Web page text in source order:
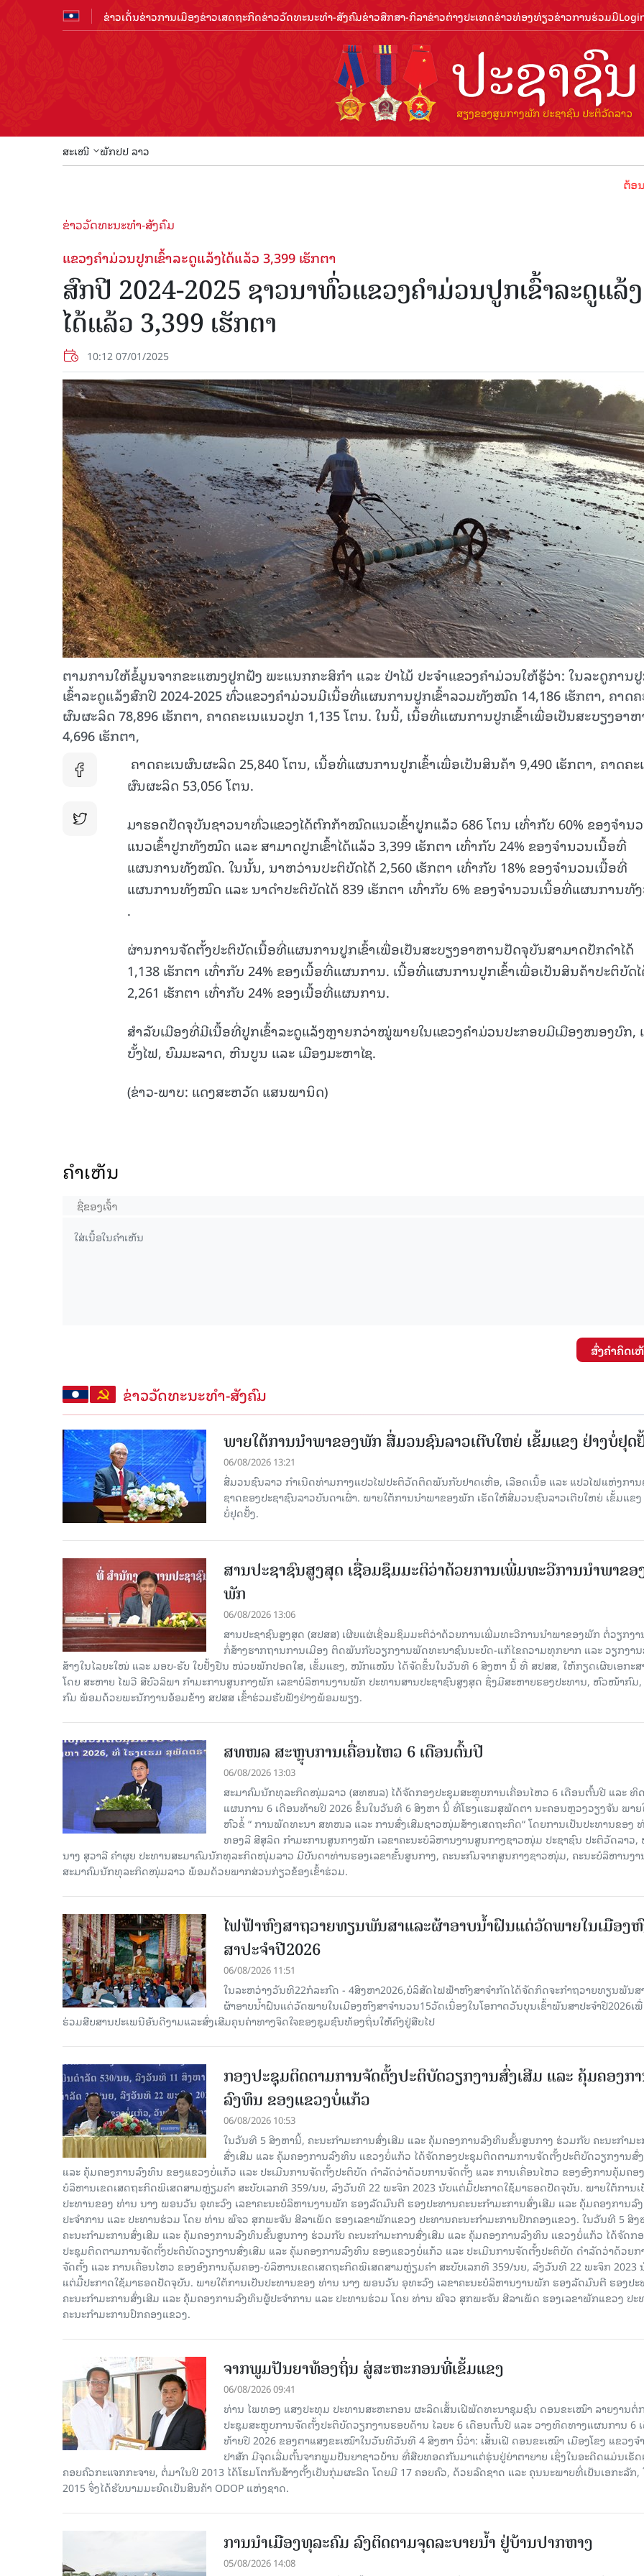
ຂ່າວເດັ່ນຂ່າວການເມືອງຂ່າວເສດຖະກິດຂ່າວວັດທະນະທຳ-ສັງຄົມຂ່າວສືກສາ-ກິລາຂ່າວຕ່າງປະເທດຂ່າວທ່ອງທ່ຽວຂ່າວການຮ່ວມມື
ສະເໜີ ພັກປປ ລາວ
ຕ້ອນຮັບປີທ່
ຂ່າວວັດທະນະທຳ-ສັງຄົມ
ແຂວງຄໍາມ່ວນປູກເຂົ້າລະດູແລ້ງໄດ້ແລ້ວ 3,399 ເຮັກຕາ
ສົກປີ 2024-2025 ຊາວນາທົ່ວແຂວງຄໍາມ່ວນປູກເຂົ້າລະດູແລ້ງ
ໄດ້ແລ້ວ 3,399 ເຮັກຕາ
10:12 07/01/2025
ຕາມການໃຫ້ຂໍ້ມູນຈາກຂະແໜງປູກຝັງ ພະແນກກະສິກໍາ ແລະ ປ່າໄມ້ ປະຈໍາແຂວງຄໍາມ່ວນໃຫ້ຮູ້ວ່າ: ໃນລະດູການ
ເຂົ້າລະດູແລ້ງສົກປີ 2024-2025 ທົ່ວແຂວງຄໍາມ່ວນມີເນື້ອທີ່ແຜນການປູກເຂົ້າລວມທັງໝົດ 14,186 ເຮັກຕາ, ຄາດຄ
ຜົນຜະລິດ 78,896 ເຮັກຕາ, ຄາດຄະເນແນວປູກ 1,135 ໂຕນ. ໃນນີ້, ເນື້ອທີ່ແຜນການປູກເຂົ້າເພື່ອເປັນສະບຽງອາ
4,696 ເຮັກຕາ,
ຄາດຄະເນຜົນຜະລິດ 25,840 ໂຕນ, ເນື້ອທີ່ແຜນການປູກເຂົ້າເພື່ອເປັນສິນຄ້າ 9,490 ເຮັກຕາ, ຄາດຄະ
ຜົນຜະລິດ 53,056 ໂຕນ.
ມາຮອດປັດຈຸບັນຊາວນາທົ່ວແຂວງໄດ້ຕົກກ້າໝົດແນວເຂົ້າປູກແລ້ວ 686 ໂຕນ ເທົ່າກັບ 60% ຂອງຈໍານ
ແນວເຂົ້າປູກທັງໝົດ ແລະ ສາມາດປູກເຂົ້າໄດ້ແລ້ວ 3,399 ເຮັກຕາ ເທົ່າກັບ 24% ຂອງຈໍານວນເນື້ອທີ່
ແຜນການທັງໝົດ. ໃນນັ້ນ, ນາຫວ່ານປະຕິບັດໄດ້ 2,560 ເຮັກຕາ ເທົ່າກັບ 18% ຂອງຈໍານວນເນື້ອທີ່
ແຜນການທັງໝົດ ແລະ ນາດໍາປະຕິບັດໄດ້ 839 ເຮັກຕາ ເທົ່າກັບ 6% ຂອງຈໍານວນເນື້ອທີ່ແຜນການ
.
ຜ່ານການຈັດຕັ້ງປະຕິບັດເນື້ອທີ່ແຜນການປູກເຂົ້າເພື່ອເປັນສະບຽງອາຫານປັດຈຸບັນສາມາດປັກດໍາໄດ້
1,138 ເຮັກຕາ ເທົ່າກັບ 24% ຂອງເນື້ອທີ່ແຜນການ. ເນື້ອທີ່ແຜນການປູກເຂົ້າເພື່ອເປັນສິນຄ້າປະຕິບັດ
2,261 ເຮັກຕາ ເທົ່າກັບ 24% ຂອງເນື້ອທີ່ແຜນການ.
ສໍາລັບເມືອງທີ່ມີເນື້ອທີ່ປູກເຂົ້າລະດູແລ້ງຫຼາຍກວ່າໝູ່ພາຍໃນແຂວງຄໍາມ່ວນປະກອບມີເມືອງໜອງບົກ,
ບັ້ງໄຟ, ຍົມມະລາດ, ຫີນບູນ ແລະ ເມືອງມະຫາໄຊ.
(ຂ່າວ-ພາບ: ແດງສະຫວັດ ແສນພານິດ)
ຄໍາເຫັນ
ສົ່ງຄໍາຄິດເ
ຂ່າວວັດທະນະທຳ-ສັງຄົມ
ພາຍໃຕ້ການນໍາພາຂອງພັກ ສື່ມວນຊົນລາວເຕີບໃຫຍ່ ເຂັ້ມແຂງ ຢ່າງບໍ່ຢຸດ
06/08/2026 13:21
ສື່ມວນຊົນລາວ ກຳເນີດທ່າມກາງແປວໄຟປະຕິວັດຕິດພັນກັບຢາດເຫື່ອ, ເລືອດເນື້ອ ແລະ ແປວໄຟແຫ່ງກາ
ຊາດຂອງປະຊາຊົນລາວບັນດາເຜົ່າ. ພາຍໃຕ້ການນໍາພາຂອງພັກ ເຮັດໃຫ້ສື່ມວນຊົນລາວເຕີບໃຫຍ່ ເຂັ້ມແຂງ
ບໍ່ຢຸດຢັ້ງ.
ສານປະຊາຊົນສູງສຸດ ເຊື່ອມຊຶມມະຕິວ່າດ້ວຍການເພີ່ມທະວີການນຳພາຂອ
ພັກ
06/08/2026 13:06
ສານປະຊາຊົນສູງສຸດ (ສປສສ) ເຜີຍແຜ່ເຊື່ອມຊຶມມະຕິວ່າດ້ວຍການເພີ່ມທະວີການນຳພາຂອງພັກ ຕໍ່ວຽກງາ
ກໍ່ສ້າງຮາກຖານການເມືອງ ຕິດພັນກັບວຽກງານພັດທະນາຊົນນະບົດ-ແກ້ໄຂຄວາມທຸກຍາກ ແລະ ວຽກງາ
ສ້າງໃນໄລຍະໃໝ່ ແລະ ມອບ-ຮັບ ໃບຢັ້ງຢືນ ໜ່ວຍພັກປອດໃສ, ເຂັ້ມແຂງ, ໜັກແໜ້ນ ໄດ້ຈັດຂຶ້ນໃນວັນທີ 6 ສິງຫາ ນີ້ ທີ່ ສປສສ, ໃຫ້ກຽດເຜີຍເອກະສ
ໂດຍ ສະຫາຍ ໄພວີ ສີບົວລິພາ ກຳມະການສູນກາງພັກ ເລຂາບໍລິຫານງານພັກ ປະທານສານປະຊາຊົນສູງສຸດ ຊຶ່ງມີສະຫາຍຮອງປະທານ, ຫົວໜ້າກົມ,
ກົມ ພ້ອມດ້ວຍພະນັກງານອ້ອມຂ້າງ ສປສສ ເຂົ້າຮ່ວມຮັບຟັງຢ່າງພ້ອມພຽງ.
ສທໜລ ສະຫຼຸບການເຄື່ອນໄຫວ 6 ເດືອນຕົ້ນປີ
06/08/2026 13:03
ສະມາຄົມນັກທຸລະກິດໜຸ່ມລາວ (ສທໜລ) ໄດ້ຈັດກອງປະຊຸມສະຫຼຸບການເຄື່ອນໄຫວ 6 ເດືອນຕົ້ນປີ ແລະ ທິ
ແຜນການ 6 ເດືອນທ້າຍປີ 2026 ຂຶ້ນໃນວັນທີ 6 ສິງຫາ ນີ້ ທີ່ໂຮງແຮມສຸພັດຕາ ນະຄອນຫຼວງວຽງຈັນ ພາຍ
ຫົວຂໍ້ “ ການພັດທະນາ ສທໜລ ແລະ ການສົ່ງເສີມຊາວໜຸ່ມສ້າງເສດຖະກິດ“ ໂດຍການເປັນປະທານຂອງ
ທອງລີ ສີສຸລິດ ກຳມະການສູນກາງພັກ ເລຂາຄະນະບໍລິຫານງານສູນກາງຊາວໜຸ່ມ ປະຊາຊົນ ປະຕິວັດລາວ,
ນາງ ສຸວາລີ ຄຳຜຸຍ ປະທານສະມາຄົມນັກທຸລະກິດໜຸ່ມລາວ ມີບັນດາທ່ານຮອງເລຂາຂັ້ນສູນກາງ, ຄະນະກົມຈາກສູນກາງຊາວໜຸ່ມ, ຄະນະບໍລິຫານງາ
ສະມາຄົມນັກທຸລະກິດໜຸ່ມລາວ ພ້ອມດ້ວຍພາກສ່ວນກ່ຽວຂ້ອງເຂົ້າຮ່ວມ.
ໄຟຟ້າຫົງສາຖວາຍທຽນພັນສາແລະຜ້າອາບນໍ້າຝົນແດ່ວັດພາຍໃນເມືອງ
ສາປະຈໍາປີ2026
06/08/2026 11:51
ໃນລະຫວ່າງວັນທີ22ກໍລະກົດ - 4ສິງຫາ2026,ບໍລິສັດໄຟຟ້າຫົງສາຈໍາກັດໄດ້ຈັດກິດຈະກໍາຖວາຍທຽນພັນສ
ຜ້າອາບນໍ້າຝົນແດ່ວັດພາຍໃນເມືອງຫົງສາຈໍານວນ15ວັດເນື່ອງໃນໂອກາດວັນບຸນເຂົ້າພັນສາປະຈໍາປີ2026ເ
ຮ່ວມສືບສານປະເພນີອັນດີງາມແລະສົ່ງເສີມຄຸນຄ່າທາງຈິດໃຈຂອງຊຸມຊົນທ້ອງຖິ່ນໃຫ້ຄົງຢູ່ສືບໄປ
ກອງປະຊຸມຕິດຕາມການຈັດຕັ້ງປະຕິບັດວຽກງານສົ່ງເສີມ ແລະ ຄຸ້ມຄອງກ
ລົງທຶນ ຂອງແຂວງບໍ່ແກ້ວ
06/08/2026 10:53
ໃນວັນທີ 5 ສິງຫານີ້, ຄະນະກໍາມະການສົ່ງເສີມ ແລະ ຄຸ້ມຄອງການລົງທຶນຂັ້ນສູນກາງ ຮ່ວມກັບ ຄະນະກໍາມະ
ສົ່ງເສີມ ແລະ ຄຸ້ມຄອງການລົງທຶນ ແຂວງບໍ່ແກ້ວ ໄດ້ຈັດກອງປະຊຸມຕິດຕາມການຈັດຕັ້ງປະຕິບັດວຽກງານສົ່
ແລະ ຄຸ້ມຄອງການລົງທຶນ ຂອງແຂວງບໍ່ແກ້ວ ແລະ ປະເມີນການຈັດຕັ້ງປະຕິບັດ ດຳລັດວ່າດ້ວຍການຈັດຕັ້ງ ແລະ ການເຄື່ອນໄຫວ ຂອງອົງການຄຸ້ມຄອ
ບໍລິຫານເຂດເສດຖະກິດພິເສດສາມຫຼ່ຽມຄຳ ສະບັບເລກທີ 359/ນຍ, ລົງວັນທີ 22 ພະຈິກ 2023 ນັບແຕ່ມື້ປະກາດໃຊ້ມາຮອດປັດຈຸບັນ. ພາຍໃຕ້ການເ
ປະທານຂອງ ທ່ານ ນາງ ພອນວັນ ອຸທະວົງ ເລຂາຄະນະບໍລິຫານງານພັກ ຮອງລັດມົນຕີ ຮອງປະທານຄະນະກໍາມະການສົ່ງເສີມ ແລະ ຄຸ້ມຄອງການລົ
ປະຈໍາການ ແລະ ປະທານຮ່ວມ ໂດຍ ທ່ານ ພົຈວ ສຸກພະຈັນ ສີລາເພັດ ຮອງເລຂາພັກແຂວງ ປະທານຄະນະກຳມະການປົກຄອງແຂວງ. ໃນວັນທີ 5 ສິງ
ຄະນະກໍາມະການສົ່ງເສີມ ແລະ ຄຸ້ມຄອງການລົງທຶນຂັ້ນສູນກາງ ຮ່ວມກັບ ຄະນະກໍາມະການສົ່ງເສີມ ແລະ ຄຸ້ມຄອງການລົງທຶນ ແຂວງບໍ່ແກ້ວ ໄດ້ຈັດກ
ປະຊຸມຕິດຕາມການຈັດຕັ້ງປະຕິບັດວຽກງານສົ່ງເສີມ ແລະ ຄຸ້ມຄອງການລົງທຶນ ຂອງແຂວງບໍ່ແກ້ວ ແລະ ປະເມີນການຈັດຕັ້ງປະຕິບັດ ດຳລັດວ່າດ້ວຍກ
ຈັດຕັ້ງ ແລະ ການເຄື່ອນໄຫວ ຂອງອົງການຄຸ້ມຄອງ-ບໍລິຫານເຂດເສດຖະກິດພິເສດສາມຫຼ່ຽມຄຳ ສະບັບເລກທີ 359/ນຍ, ລົງວັນທີ 22 ພະຈິກ 2023
ແຕ່ມື້ປະກາດໃຊ້ມາຮອດປັດຈຸບັນ. ພາຍໃຕ້ການເປັນປະທານຂອງ ທ່ານ ນາງ ພອນວັນ ອຸທະວົງ ເລຂາຄະນະບໍລິຫານງານພັກ ຮອງລັດມົນຕີ ຮອງປະ
ຄະນະກໍາມະການສົ່ງເສີມ ແລະ ຄຸ້ມຄອງການລົງທຶນຜູ້ປະຈໍາການ ແລະ ປະທານຮ່ວມ ໂດຍ ທ່ານ ພົຈວ ສຸກພະຈັນ ສີລາເພັດ ຮອງເລຂາພັກແຂວງ ປະ
ຄະນະກຳມະການປົກຄອງແຂວງ.
ຈາກພູມປັນຍາທ້ອງຖິ່ນ ສູ່ສະຫະກອນທີ່ເຂັ້ມແຂງ
06/08/2026 09:41
ທ່ານ ໄພທອງ ແສງປະທຸມ ປະທານສະຫະກອນ ຜະລິດເສັ້ນເຝີພັດທະນາຊຸມຊົນ ດອນຂະເໝົາ ລາຍງານຕໍ່
ປະຊຸມສະຫຼຸບການຈັດຕັ້ງປະຕິບັດວຽກງານຮອບດ້ານ ໄລຍະ 6 ເດືອນຕົ້ນປີ ແລະ ວາງທິດທາງແຜນການ 6
ທ້າຍປີ 2026 ຂອງຕາແສງຂະເໝົາໃນວັນທີວັນທີ 4 ສິງຫາ ນີ້ວ່າ: ເສັ້ນເຝີ ດອນຂະເໝົາ ເມືອງໂຂງ ແຂວງຈຳ
ປາສັກ ມີຈຸດເລີ່ມຕົ້ນຈາກພູມປັນຍາຊາວບ້ານ ທີ່ສືບທອດກັນມາແຕ່ຮຸ່ນປູ່ຍ່າຕາຍາຍ ເຊິ່ງໃນອະດີດແມ່ນເຮັ
ຄອບຄົວກະແຈກກະຈາຍ, ຕໍ່ມາໃນປີ 2013 ໄດ້ໂຮມໂຕກັນສ້າງຕັ້ງເປັນກຸ່ມຜະລິດ ໂດຍມີ 17 ຄອບຄົວ, ດ້ວຍລົດຊາດ ແລະ ຄຸນນະພາບທີ່ເປັນເອກະລັກ,
2015 ຈຶ່ງໄດ້ຮັບນາມມະຍົດເປັນສິນຄ້າ ODOP ແຫ່ງຊາດ.
ການນໍາເມືອງທຸລະຄົມ ລົງຕິດຕາມຈຸດລະບາຍນໍ້າ ຢູ່ບ້ານປາກຫາງ
05/08/2026 14:08
15.039(06-08-